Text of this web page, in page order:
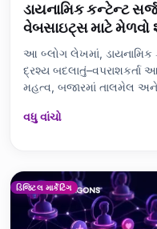
ડાયનામિક કન્ટેન્ટ
વેબસાઇટ્સ માટે મેળવો
આ બ્લોગ લેખમાં,
દ્રશ્ય બદલાતું–વપરાશકર્તા
મહત્વ, બજારમાં તાલમેલ અને
વપરાશકર્તા અનુભવ સાથે
વધુ વાંચો
ડિજિટલ માર્કેટિંગ